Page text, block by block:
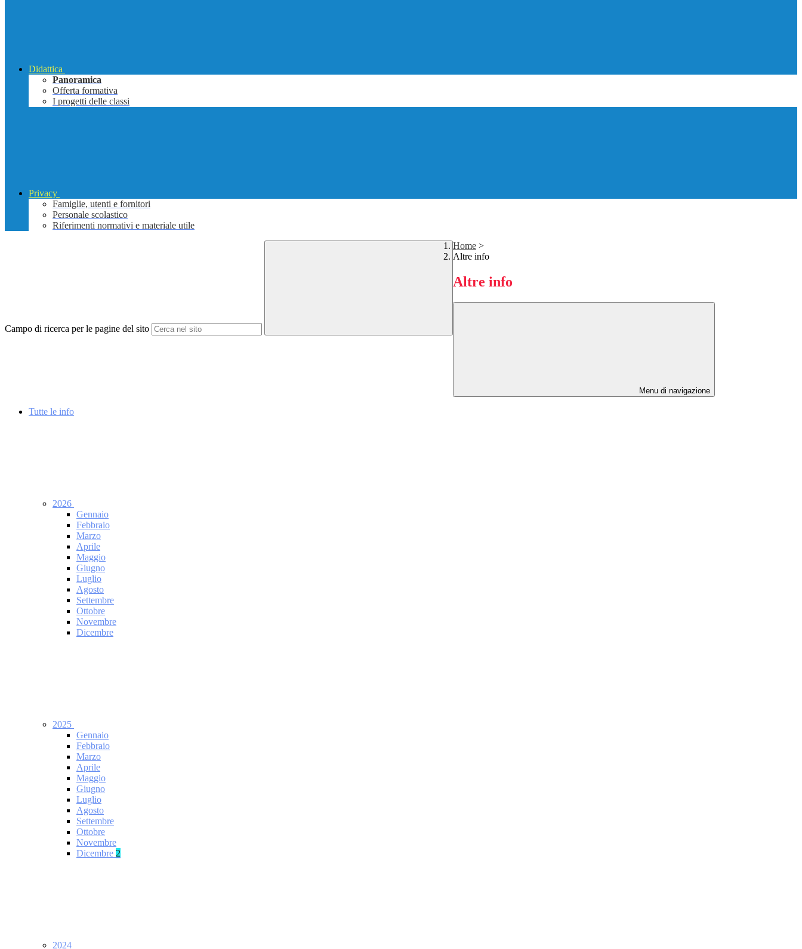
Didattica
Panoramica
Offerta formativa
I progetti delle classi
Privacy
Famiglie, utenti e fornitori
Personale scolastico
Riferimenti normativi e materiale utile
Campo di ricerca per le pagine del sito
Home >
Altre info
Altre info
Menu di navigazione
Tutte le info
2026
Gennaio
Febbraio
Marzo
Aprile
Maggio
Giugno
Luglio
Agosto
Settembre
Ottobre
Novembre
Dicembre
2025
Gennaio
Febbraio
Marzo
Aprile
Maggio
Giugno
Luglio
Agosto
Settembre
Ottobre
Novembre
Dicembre 2
2024